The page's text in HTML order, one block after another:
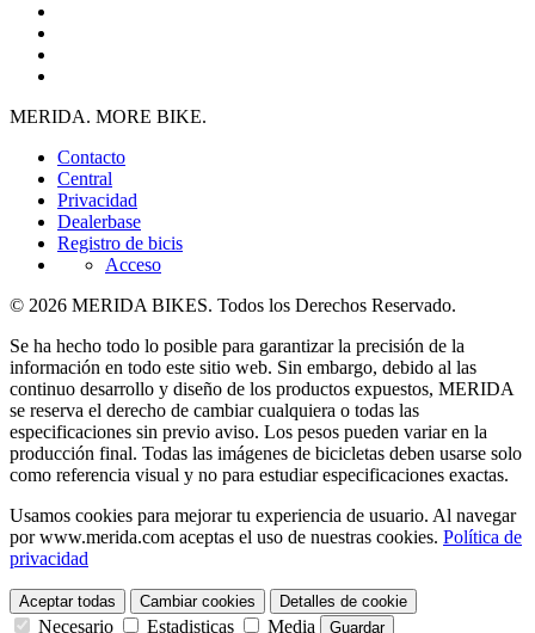
MERIDA. MORE BIKE.
Contacto
Central
Privacidad
Dealerbase
Registro de bicis
Acceso
© 2026 MERIDA BIKES. Todos los Derechos Reservado.
Se ha hecho todo lo posible para garantizar la precisión de la
información en todo este sitio web. Sin embargo, debido al las
continuo desarrollo y diseño de los productos expuestos, MERIDA
se reserva el derecho de cambiar cualquiera o todas las
especificaciones sin previo aviso. Los pesos pueden variar en la
producción final. Todas las imágenes de bicicletas deben usarse solo
como referencia visual y no para estudiar especificaciones exactas.
Usamos cookies para mejorar tu experiencia de usuario. Al navegar
por www.merida.com aceptas el uso de nuestras cookies. Política de
privacidad
Aceptar todas Cambiar cookies Detalles de cookie
Necesario Estadisticas Media Guardar